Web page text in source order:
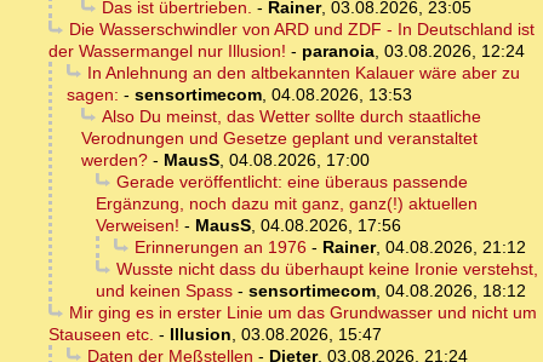
Das ist übertrieben. - Rainer, 03.08.2026, 23:05
Die Wasserschwindler von ARD und ZDF - In Deutschland ist
der Wassermangel nur Illusion! - paranoia, 03.08.2026, 12:24
In Anlehnung an den altbekannten Kalauer wäre aber zu
sagen: - sensortimecom, 04.08.2026, 13:53
Also Du meinst, das Wetter sollte durch staatliche
Verodnungen und Gesetze geplant und veranstaltet
werden? - MausS, 04.08.2026, 17:00
Gerade veröffentlicht: eine überaus passende
Ergänzung, noch dazu mit ganz, ganz(!) aktuellen
Verweisen! - MausS, 04.08.2026, 17:56
Erinnerungen an 1976- Rainer, 04.08.2026, 21:12
Wusste nicht dass du überhaupt keine Ironie verstehst,
und keinen Spass - sensortimecom, 04.08.2026, 18:12
Mir ging es in erster Linie um das Grundwasser und nicht um
Stauseen etc. - Illusion, 03.08.2026, 15:47
Daten der Meßstellen - Dieter, 03.08.2026, 21:24